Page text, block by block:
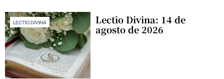
LECTIO DIVINA Lectio Divina: 14 de
agosto de 2026